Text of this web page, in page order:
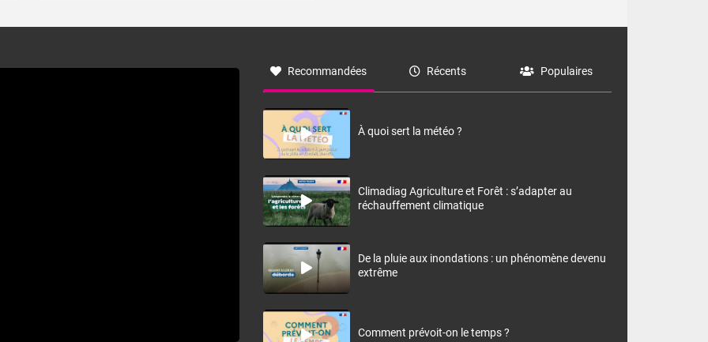
à nord-ouest, dans un secteur qui part du Roussillon à la
monts, en allusion aux régions montagneuses d’où
Recommandées Récents Populaires
À quoi sert la météo ?
Climadiag Agriculture et Forêt : s’adapter au
réchauffement climatique
De la pluie aux inondations : un phénomène devenu
extrême
Comment prévoit-on le temps ?